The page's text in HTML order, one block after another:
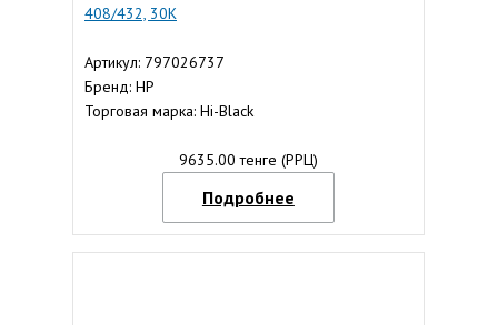
408/432, 30K
Артикул: 797026737
Бренд: HP
Торговая марка: Hi-Black
9635.00 тенге (РРЦ)
Подробнее